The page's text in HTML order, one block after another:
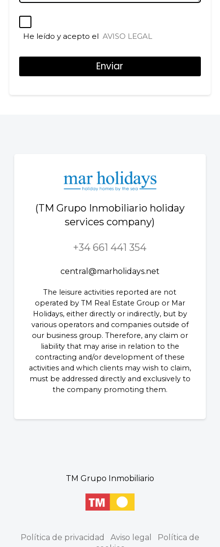
He leído y acepto el AVISO LEGAL
(TM Grupo Inmobiliario holiday
services company)
+34 661 441 354
central@marholidays.net
The leisure activities reported are not
operated by TM Real Estate Group or Mar
Holidays, either directly or indirectly, but by
various operators and companies outside of
our business group. Therefore, any claim or
liability that may arise in relation to the
contracting and/or development of these
activities and which clients may wish to claim,
must be addressed directly and exclusively to
the company promoting them.
TM Grupo Inmobiliario
Política de privacidad Aviso legal
Política de